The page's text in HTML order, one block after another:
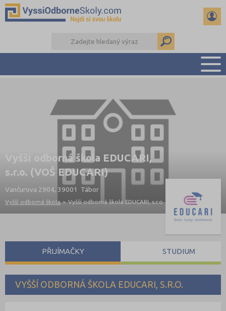
PŘÍPRAVA NA PŘIJÍMAČKY
KALENDÁŘ AKCÍ
SEMINÁRKY
DALŠÍ DRUHY ŠKOL
Vyšší odborná škola EDUCARI,
s.r.o. (VOŠ EDUCARI)
Vančurova 2904, 39001 Tábor
Vyšší odborná škola > Vyšší odborná škola EDUCARI, s.r.o.
VYŠŠÍ ODBORNÁ ŠKOLA EDUCARI, S.R.O.
PŘIJÍMAČKY STUDIUM